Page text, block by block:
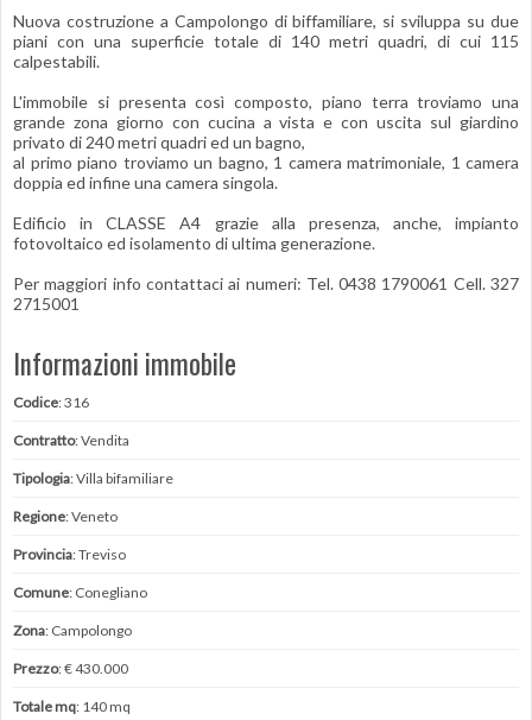
Nuova costruzione a Campolongo di biffamiliare, si sviluppa su due
piani con una superficie totale di 140 metri quadri, di cui 115
calpestabili.
L'immobile si presenta così composto, piano terra troviamo una
grande zona giorno con cucina a vista e con uscita sul giardino
privato di 240 metri quadri ed un bagno,
al primo piano troviamo un bagno, 1 camera matrimoniale, 1 camera
doppia ed infine una camera singola.
Edificio in CLASSE A4 grazie alla presenza, anche, impianto
fotovoltaico ed isolamento di ultima generazione.
Per maggiori info contattaci ai numeri: Tel. 0438 1790061 Cell. 327
2715001
Informazioni immobile
Codice: 316
Contratto: Vendita
Tipologia: Villa bifamiliare
Regione: Veneto
Provincia: Treviso
Comune: Conegliano
Zona: Campolongo
Prezzo: € 430.000
Totale mq: 140 mq